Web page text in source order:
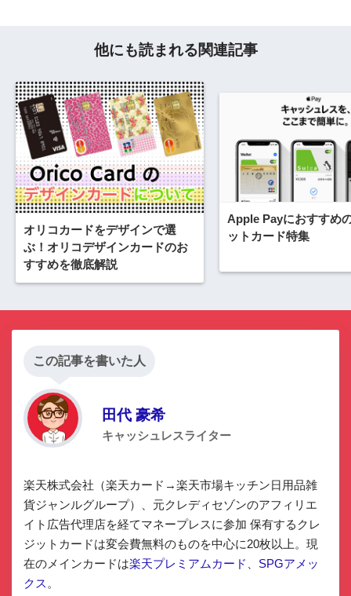
他にも読まれる関連記事
オリコカードをデザインで選
ぶ！オリコデザインカードのお
すすめを徹底解説
Apple Payにおすすめ
ットカード特集
この記事を書いた人
田代 豪希
キャッシュレスライター
楽天株式会社（楽天カード→楽天市場キッチン日用品雑
貨ジャンルグループ）、元クレディセゾンのアフィリエ
イト広告代理店を経てマネープレスに参加 保有するクレ
ジットカードは変会費無料のものを中心に20枚以上。現
在のメインカードは楽天プレミアムカード
SPGアメッ
クス 。